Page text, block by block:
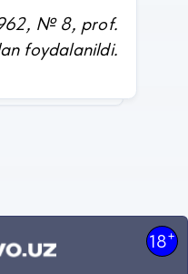
№ 8, prof.
foydalanildi.
18+